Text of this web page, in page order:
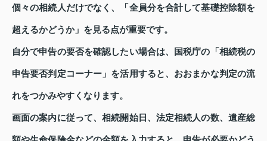
個々の相続人だけでなく、「全員分を合計して基礎控除額を
超えるかどうか」を見る点が重要です。
自分で申告の要否を確認したい場合は、国税庁の「相続税の
申告要否判定コーナー」を活用すると、おおまかな判定の流
れをつかみやすくなります。
画面の案内に従って、相続開始日、法定相続人の数、遺産総